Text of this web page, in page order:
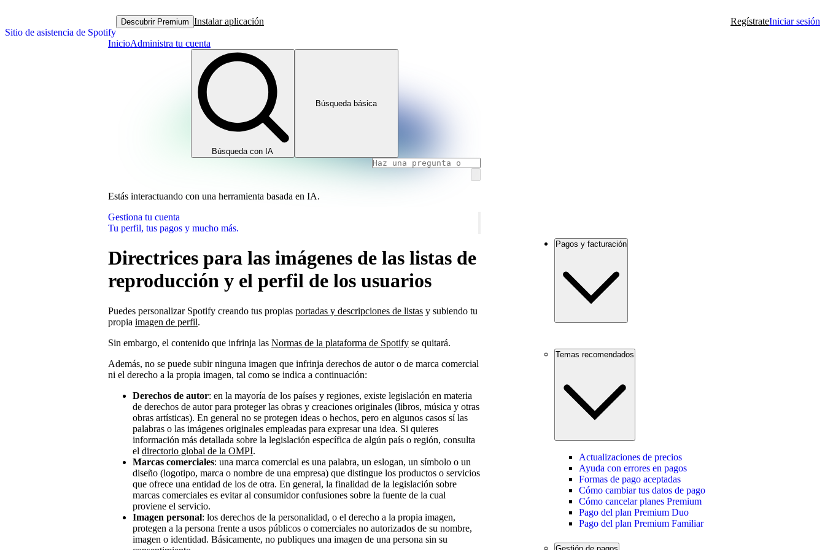
Sitio de asistencia de Spotify
Descubrir Premium Instalar aplicación RegístrateIniciar sesión
InicioAdministra tu cuenta
Búsqueda con IA
Búsqueda básica
Estás interactuando con una herramienta basada en IA.
Gestiona tu cuenta
Tu perfil, tus pagos y mucho más.
Directrices para las imágenes de las listas de
reproducción y el perfil de los usuarios
Puedes personalizar Spotify creando tus propias portadas y descripciones de listas y subiendo tu
propia imagen de perfil.
Sin embargo, el contenido que infrinja las Normas de la plataforma de Spotify se quitará.
Además, no se puede subir ninguna imagen que infrinja derechos de autor o de marca comercial
ni el derecho a la propia imagen, tal como se indica a continuación:
Derechos de autor: en la mayoría de los países y regiones, existe legislación en materia
de derechos de autor para proteger las obras y creaciones originales (libros, música y otras
obras artísticas). En general no se protegen ideas o hechos, pero en algunos casos sí las
palabras o las imágenes originales empleadas para expresar una idea. Si quieres
información más detallada sobre la legislación específica de algún país o región, consulta
el directorio global de la OMPI.
Marcas comerciales: una marca comercial es una palabra, un eslogan, un símbolo o un
diseño (logotipo, marca o nombre de una empresa) que distingue los productos o servicios
que ofrece una entidad de los de otra. En general, la finalidad de la legislación sobre
marcas comerciales es evitar al consumidor confusiones sobre la fuente de la cual
proviene el servicio.
Imagen personal: los derechos de la personalidad, o el derecho a la propia imagen,
protegen a la persona frente a usos públicos o comerciales no autorizados de su nombre,
imagen o identidad. Básicamente, no publiques una imagen de una persona sin su
Pagos y facturación
Temas recomendados
Actualizaciones de precios
Ayuda con errores en pagos
Formas de pago aceptadas
Cómo cambiar tus datos de pago
Cómo cancelar planes Premium
Pago del plan Premium Duo
Pago del plan Premium Familiar